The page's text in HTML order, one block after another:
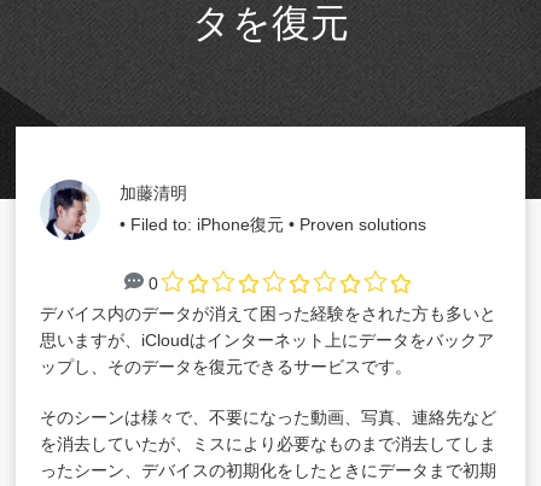
タを復元
加藤清明
• Filed to: iPhone復元 • Proven solutions
0
デバイス内のデータが消えて困った経験をされた方も多いと
思いますが、iCloudはインターネット上にデータをバックア
ップし、そのデータを復元できるサービスです。
そのシーンは様々で、不要になった動画、写真、連絡先など
を消去していたが、ミスにより必要なものまで消去してしま
ったシーン、デバイスの初期化をしたときにデータまで初期